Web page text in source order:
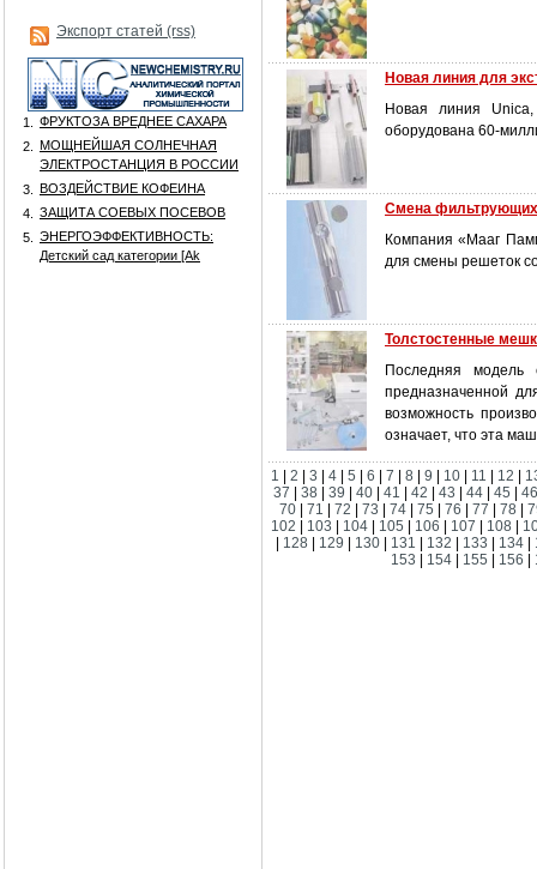
Экспорт статей (rss)
1.
ФРУКТОЗА ВРЕДНЕЕ САХАРА
2.
МОЩНЕЙШАЯ СОЛНЕЧНАЯ
ЭЛЕКТРОСТАНЦИЯ В РОССИИ
3.
ВОЗДЕЙСТВИЕ КОФЕИНА
4.
ЗАЩИТА СОЕВЫХ ПОСЕВОВ
5.
ЭНЕРГОЭФФЕКТИВНОСТЬ:
Детский сад категории [Аk
Новая линия для
Новая линия
оборудована 60-
Смена
Компания «Мааг
для смены решеток
Толстостенные
Последняя
предназначенной
возможность
означает, что эта
1 2 3 4 5 6 7 8 9 10 11 12
37
|38 |39 |40 |41 |42 |43 |44 |45 |
70
71 72 73 74 75 76 77 78
102
103 104 105 106 107 108
128 129 130 131 132 133 134
153
154 155 156